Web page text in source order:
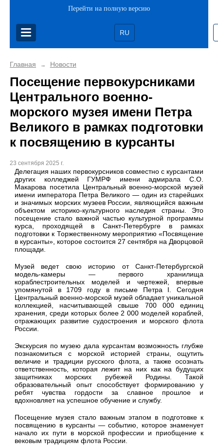
Перейти на полную версию
RU
Главная → Новости
Посещение первокурсниками
Центрального военно-
морского музея имени Петра
Великого в рамках подготовки
к посвящению в курсанты
23 сентября 2025 г.
Делегация наших первокурсников совместно с курсантами
других колледжей ГУМРФ имени адмирала С.О.
Макарова посетила Центральный военно-морской музей
имени императора Петра Великого — один из старейших
и значимых морских музеев России, являющийся важным
объектом историко-культурного наследия страны. Это
посещение стало важной частью культурной программы
курса, проходящей в Санкт-Петербурге в рамках
подготовки к Торжественному мероприятию «Посвящение
в курсанты», которое состоится 27 сентября на Дворцовой
площади.
Музей ведет свою историю от Санкт-Петербургской
модель-камеры — первого хранилища
кораблестроительных моделей и чертежей, впервые
упомянутой в 1709 году в письме Петра I. Сегодня
Центральный военно-морской музей обладает уникальной
коллекцией, насчитывающей свыше 700 000 единиц
хранения, среди которых более 2 000 моделей кораблей,
отражающих развитие судостроения и морского флота
России.
Экскурсия по музею дала курсантам возможность глубже
познакомиться с морской историей страны, ощутить
величие и традиции русского флота, а также осознать
ответственность, которая лежит на них как на будущих
защитниках морских рубежей Родины. Такой
образовательный опыт способствует формированию у
ребят чувства гордости за славное прошлое и
вдохновляет на успешное обучение и службу.
Посещение музея стало важным этапом в подготовке к
посвящению в курсанты — событию, которое знаменует
начало их пути в морской профессии и приобщение к
вековым традициям флота России.